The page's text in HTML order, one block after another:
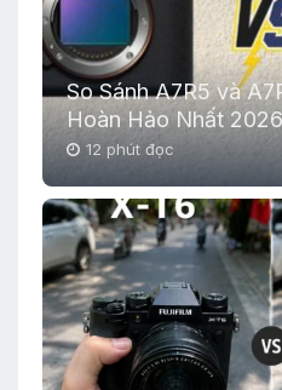
So Sánh A7R5 và
Hoàn Hảo Nhất
12 phút đọc